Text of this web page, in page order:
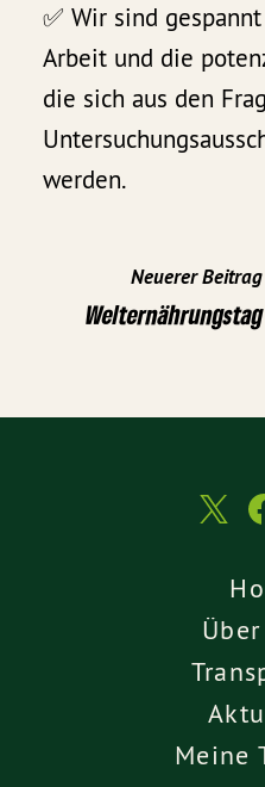
✅ Wir sind
Arbeit und die
die sich aus den
werden.
Neuerer Beitrag
Welternährungstag
Meine